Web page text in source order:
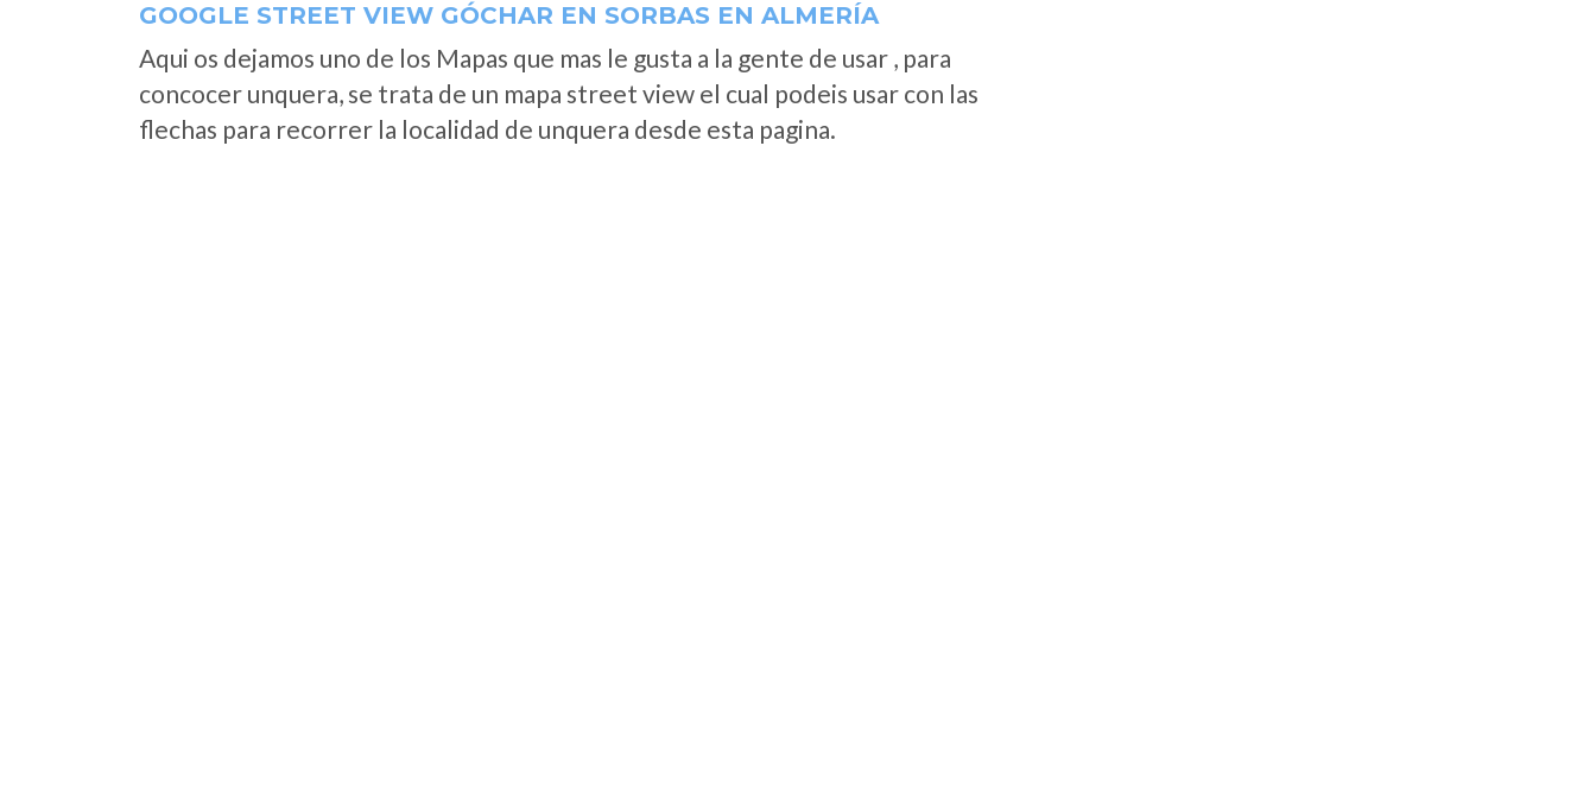
GOOGLE STREET VIEW GÓCHAR EN SORBAS EN ALMERÍA
Aqui os dejamos uno de los Mapas que mas le gusta a la gente de usar , para
concocer unquera, se trata de un mapa street view el cual podeis usar con las
flechas para recorrer la localidad de unquera desde esta pagina.